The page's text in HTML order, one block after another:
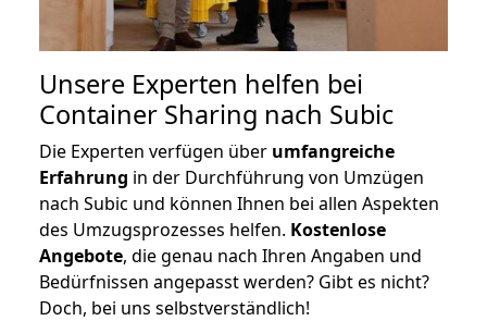
Unsere Experten helfen bei
Container Sharing nach Subic
Die Experten verfügen über umfangreiche
Erfahrung in der Durchführung von Umzügen
nach Subic und können Ihnen bei allen Aspekten
des Umzugsprozesses helfen. Kostenlose
Angebote, die genau nach Ihren Angaben und
Bedürfnissen angepasst werden? Gibt es nicht?
Doch, bei uns selbstverständlich!